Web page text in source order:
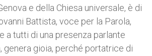
e della Chiesa universale, è di
Battista, voce per la Parola,
a tutti di una presenza parlante
genera gioia, perché portatrice di